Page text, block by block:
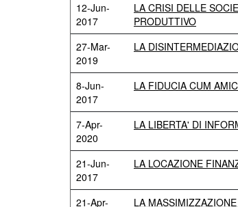
12-Jun-
2017
LA CRISI DELLE
PRODUTTIVO
27-Mar-
2019
LA
8-Jun-
2017
LA FIDUCIA CUM
7-Apr-
2020
LA LIBERTA' DI
21-Jun-
2017
LA LOCAZIONE
21-Apr-
LA